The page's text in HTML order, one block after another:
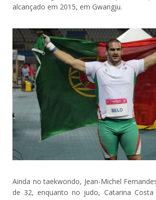
alcançado em 2015, em Gwangju.
Ainda no taekwondo, Jean-Michel
de 32, enquanto no judo, Catarina